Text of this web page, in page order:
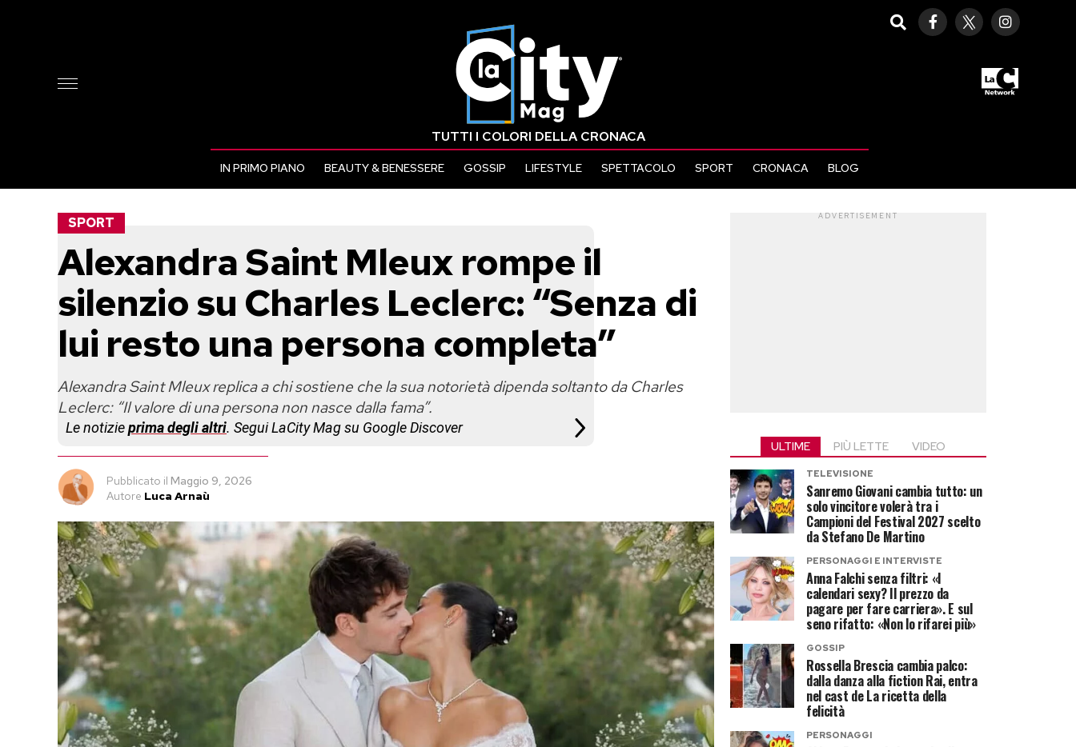
TUTTI I COLORI DELLA CRONACA
IN PRIMO PIANO BEAUTY & BENESSERE GOSSIP LIFESTYLE SPETTACOLO SPORT CRONACA BLOG
SPORT
Alexandra Saint Mleux rompe il
silenzio su Charles Leclerc: “Senza di
lui resto una persona completa”
Alexandra Saint Mleux replica a chi sostiene che la sua notorietà dipenda soltanto da Charles
Leclerc: “Il valore di una persona non nasce dalla fama”.
Le notizieprima degli altri. Segui LaCity Mag su Google Discover
Pubblicato il Maggio 9, 2026
Autore Luca Arnaù
ADVERTISEMENT
ULTIME PIÙ LETTE VIDEO
TELEVISIONE
Sanremo Giovani cambia tutto: un
solo vincitore volerà tra i
Campioni del Festival 2027 scelto
da Stefano De Martino
PERSONAGGI E INTERVISTE
Anna Falchi senza filtri: «I
calendari sexy? Il prezzo da
pagare per fare carriera». E sul
seno rifatto: «Non lo rifarei più»
GOSSIP
Rossella Brescia cambia palco:
dalla danza alla fiction Rai, entra
nel cast de La ricetta della
felicità
PERSONAGGI